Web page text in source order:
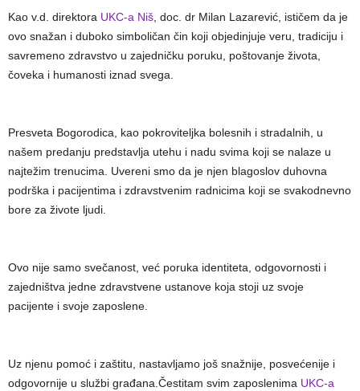
Kao v.d. direktora UKC-a Niš , doc. dr Milan Lazarević, ističem da je
ovo snažan i duboko simboličan čin koji objedinjuje veru, tradiciju i
savremeno zdravstvo u zajedničku poruku, poštovanje života,
čoveka i humanosti iznad svega.
Presveta Bogorodica, kao pokroviteljka bolesnih i stradalnih, u
našem predanju predstavlja utehu i nadu svima koji se nalaze u
najtežim trenucima. Uvereni smo da je njen blagoslov duhovna
podrška i pacijentima i zdravstvenim radnicima koji se svakodnevno
bore za živote ljudi.
Ovo nije samo svečanost, već poruka identiteta, odgovornosti i
zajedništva jedne zdravstvene ustanove koja stoji uz svoje
pacijente i svoje zaposlene.
Uz njenu pomoć i zaštitu, nastavljamo još snažnije, posvećenije i
odgovornije u službi građana.Čestitam svim zaposlenima UKC-a